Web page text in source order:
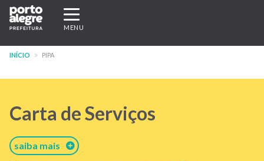
Pular
para
conteúdo
Expandir/recolher
navegação
MENU
INÍCIO PIPA
Carta de Serviços
saiba mais